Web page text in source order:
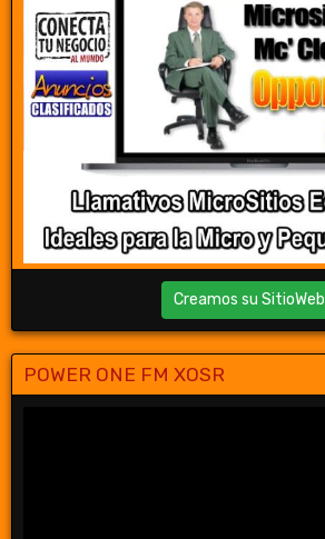
Creamos su SitioWeb
POWER ONE FM XOSR